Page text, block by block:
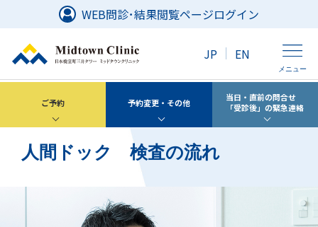
WEB問診･結果閲覧ページログイン
JP EN
メニュー
クリニック紹介
人間ドック・健康診断
ご予約 予約変更・その他
当日・直前の問合せ
「受診後」の緊急連絡
人間ドック 検査の流れ